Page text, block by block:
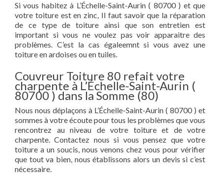
Si vous habitez à L’Échelle-Saint-Aurin ( 80700 ) et que
votre toiture est en zinc, Il faut savoir que la réparation
de ce type de toiture ainsi que son entretien est
important si vous ne voulez pas voir apparaitre des
problèmes. C’est la cas égaleemnt si vous avez une
toiture en ardoises ou en tuiles.
Couvreur Toiture 80 refait votre
charpente à L’Échelle-Saint-Aurin (
80700 ) dans la Somme (80)
Nous nous déplaçons à L’Échelle-Saint-Aurin ( 80700 ) et
sommes à votre écoute pour tous les problèmes que vous
rencontrez au niveau de votre toiture et de votre
charpente. Contactez nous si vous pensez que votre
toiture a un soucis, nous venons chez vous pour vérifier
que tout va bien, nous établissons alors un devis si c’est
nécessaire.